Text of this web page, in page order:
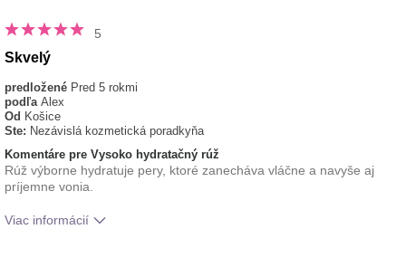
5
Skvelý
predložené Pred 5 rokmi
podľa Alex
Od Košice
Ste: Nezávislá kozmetická poradkyňa
Komentáre pre Vysoko hydratačný rúž
Rúž výborne hydratuje pery, ktoré zanecháva vláčne a navyše aj
príjemne vonia.
Viac informácií